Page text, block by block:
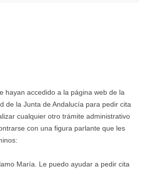
hayan accedido a la página web de la
de la Junta de Andalucía para pedir cita
cualquier otro trámite administrativo
con una figura parlante que les
María. Le puedo ayudar a pedir cita